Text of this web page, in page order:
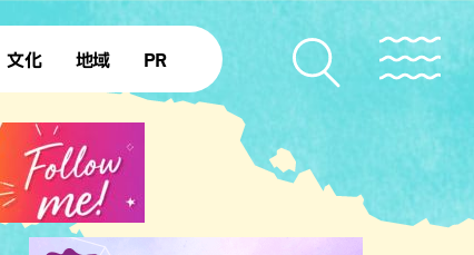
文化
復帰50年
地域
本島北部
本島南部 先島諸島
北部離島
PR